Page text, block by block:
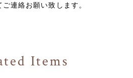
連絡お願い致します。
Items